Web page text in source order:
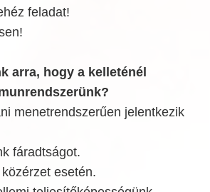
feladat!
arra, hogy a kelleténél
menetrendszerűen jelentkezik
fáradtságot.
esetén.